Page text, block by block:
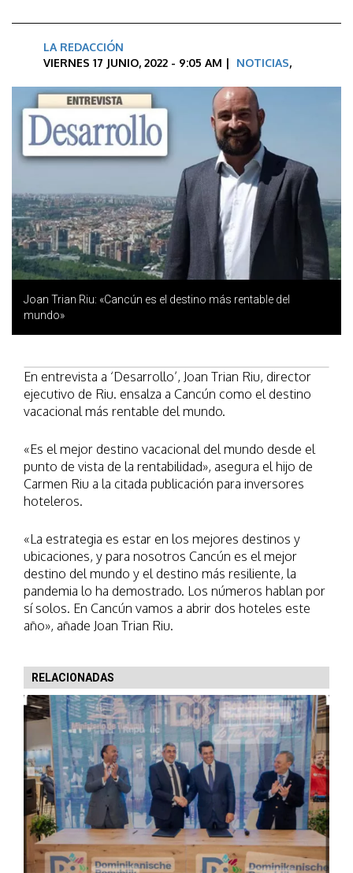
LA REDACCIÓN
VIERNES 17 JUNIO, 2022 - 9:05 AM | NOTICIAS,
Joan Trian Riu: «Cancún es el destino más rentable del
mundo»
En entrevista a ‘Desarrollo’, Joan Trian Riu, director
ejecutivo de Riu. ensalza a Cancún como el destino
vacacional más rentable del mundo.
«Es el mejor destino vacacional del mundo desde el
punto de vista de la rentabilidad», asegura el hijo de
Carmen Riu a la citada publicación para inversores
hoteleros.
«La estrategia es estar en los mejores destinos y
ubicaciones, y para nosotros Cancún es el mejor
destino del mundo y el destino más resiliente, la
pandemia lo ha demostrado. Los números hablan por
sí solos. En Cancún vamos a abrir dos hoteles este
año», añade Joan Trian Riu.
RELACIONADAS